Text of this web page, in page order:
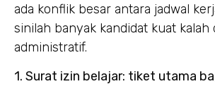
ada konflik besar antara jadwal
sinilah banyak kandidat kuat kalah
administratif.
1. Surat izin belajar: tiket utama